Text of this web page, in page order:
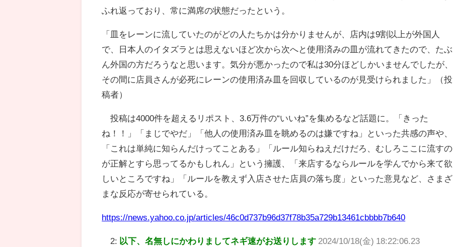
ふれ返っており、常に満席の状態だったという。
「皿をレーンに流していたのがどの人たちかは分かりませんが、店内は9割以上が外国人
で、日本人のイタズラとは思えないほど次から次へと使用済みの皿が流れてきたので、たぶ
ん外国の方だろうなと思います。気分が悪かったので私は30分ほどしかいませんでしたが、
その間に店員さんが必死にレーンの使用済み皿を回収しているのが見受けられました」（投
稿者）
投稿は4000件を超えるリポスト、3.6万件の“いいね”を集めるなど話題に。「きった
ね！！」「まじでやだ」「他人の使用済み皿を眺めるのは嫌ですね」といった共感の声や、
「これは単純に知らんだけってことある」「ルール知らねえだけだろ、むしろここに流すの
が正解とすら思ってるかもしれん」という擁護、「来店するならルールを学んでから来て欲
しいところですね」「ルールを教えず入店させた店員の落ち度」といった意見など、さまざ
まな反応が寄せられている。
https://news.yahoo.co.jp/articles/46c0d737b96d37f78b35a729b13461cbbbb7b640
2: 以下、名無しにかわりましてネギ速がお送りします 2024/10/18(金) 18:22:06.23